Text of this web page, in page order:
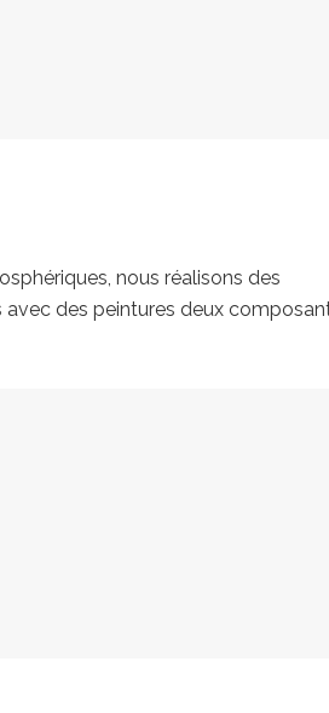
nous réalisons des
avec des peintures deux